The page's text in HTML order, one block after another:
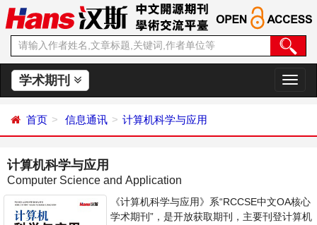
学术期刊
切
换
首页 信息通讯 计算机科学与应用
计算机科学与应用
Computer Science and Application
《计算机科学与应用》系“RCCSE中文OA核心
学术期刊”，是开放获取期刊，主要刊登计算机